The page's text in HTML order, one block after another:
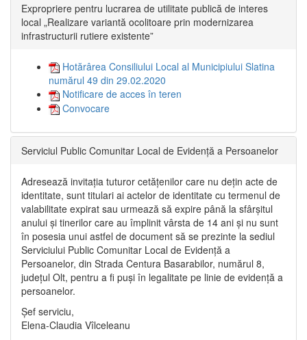
Expropriere pentru lucrarea de utilitate publică de interes
local „Realizare variantă ocolitoare prin modernizarea
infrastructurii rutiere existente”
Hotărârea Consiliului Local al Municipiului Slatina
numărul 49 din 29.02.2020
Notificare de acces în teren
Convocare
Serviciul Public Comunitar Local de Evidență a Persoanelor
Adresează invitația tuturor cetățenilor care nu dețin acte de
identitate, sunt titulari ai actelor de identitate cu termenul de
valabilitate expirat sau urmează să expire până la sfârșitul
anului și tinerilor care au împlinit vârsta de 14 ani și nu sunt
în posesia unui astfel de document să se prezinte la sediul
Serviciului Public Comunitar Local de Evidență a
Persoanelor, din Strada Centura Basarabilor, numărul 8,
județul Olt, pentru a fi puși în legalitate pe linie de evidență a
persoanelor.
Șef serviciu,
Elena-Claudia Vîlceleanu